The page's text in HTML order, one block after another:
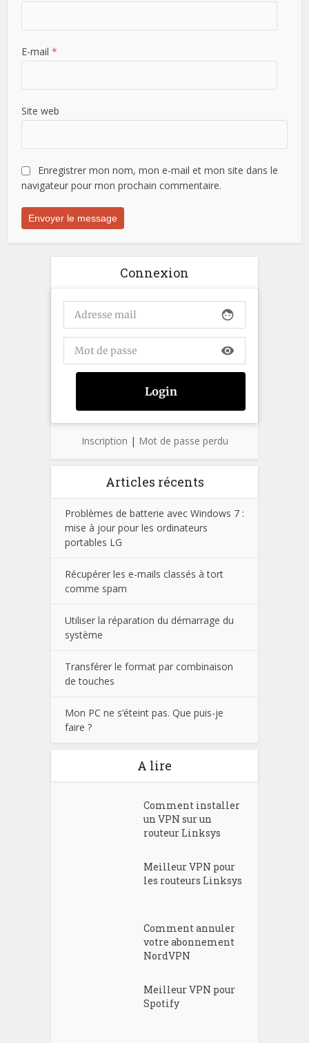
E-mail*
Site web
Enregistrer mon nom, mon e-mail et mon site dans le
navigateur pour mon prochain commentaire.
Connexion
face
visibility
Inscription | Mot de passe perdu
Articles récents
Problèmes de batterie avec Windows 7 :
mise à jour pour les ordinateurs
portables LG
Récupérer les e-mails classés à tort
comme spam
Utiliser la réparation du démarrage du
système
Transférer le format par combinaison
de touches
Mon PC ne s’éteint pas. Que puis-je
faire ?
A lire
Comment installer
un VPN sur un
routeur Linksys
Meilleur VPN pour
les routeurs Linksys
Comment annuler
votre abonnement
NordVPN
Meilleur VPN pour
Spotify